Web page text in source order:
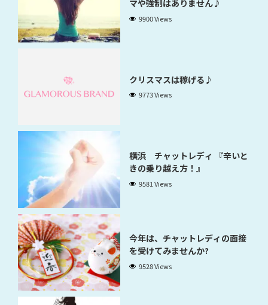
マや強制はありません♪
9900 Views
クリスマスは稼げる♪
9773 Views
横浜 チャットレディ 『辛いと
きの乗り越え方！』
9581 Views
今年は、チャットレディの面接
を受けてみませんか?
9528 Views